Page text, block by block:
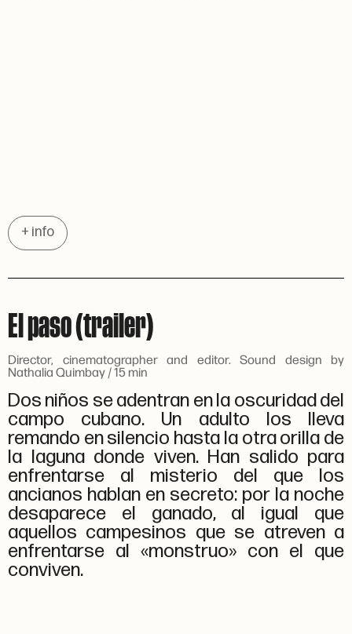
+ info
El paso (trailer)
Director, cinematographer and editor. Sound design by
Nathalia Quimbay / 15 min
Dos niños se adentran en la oscuridad del
campo cubano. Un adulto los lleva
remando en silencio hasta la otra orilla de
la laguna donde viven. Han salido para
enfrentarse al misterio del que los
ancianos hablan en secreto: por la noche
desaparece el ganado, al igual que
aquellos campesinos que se atreven a
enfrentarse al «monstruo» con el que
conviven.